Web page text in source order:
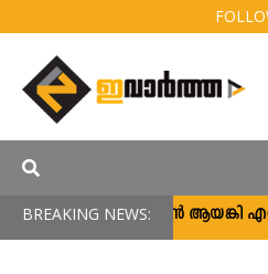
BREAKING NEWS:അര്‍ജുന്‍ ആയങ്കി എന്നല്ല,